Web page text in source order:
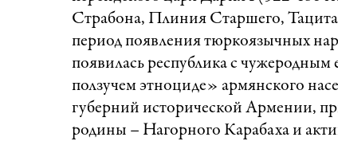
Страбона, Плиния Старшего, Тацита
период появления тюркоязычных
появилась республика с
ползучем этноциде» армянского
губерний исторической Армении,
родины – Нагорного Карабаха и